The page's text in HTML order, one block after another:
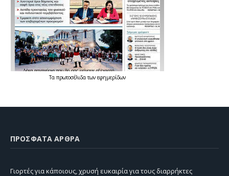
Τα πρωτοσέλιδατων εφημερίδων
ΠΡΌΣΦΑΤΑ ΆΡΘΡΑ
Γιορτές για κάποιους, χρυσή ευκαιρία για τους διαρρήκτες